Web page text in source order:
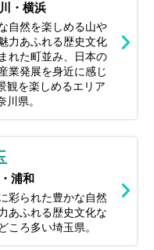
・横浜
自然を楽しめる山や
力あふれる歴史文化
れた町並み、日本の
業発展を身近に感じ
観を楽しめるエリア
県。
浦和
彩られた豊かな自然
あふれる歴史文化な
ころ多い埼玉県。